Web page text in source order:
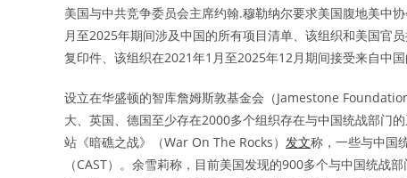
美国与中共竞争委员会主席约翰.穆勒纳尔要求美国腹地美中
月至2025年期间涉及中国的所有项目清单、该组织和美国官
复印件、该组织在2021年1月至2025年12月期间接受来自中国
设立在华盛顿的智库詹姆斯敦基金会（Jamestone
大、英国、德国至少存在2000多个组织存在与中国统战部门
站《暗礁之战》（War On The Rocks） 发文称，一些与中国
（CAST）。余雪莉称，目前美国发现的900多个与中国统